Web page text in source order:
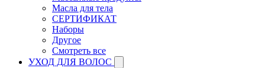
Масла для тела
СЕРТИФИКАТ
Наборы
Другое
Смотреть все
УХОД ДЛЯ ВОЛОС